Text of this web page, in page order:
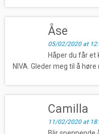
Åse
05/02/2020 at
Håper du får
NIVA. Gleder meg til å høre
Camilla
11/02/2020 at